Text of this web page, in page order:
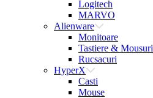
Logitech
MARVO
Alienware
Monitoare
Tastiere & Mousuri
Rucsacuri
HyperX
Casti
Mouse